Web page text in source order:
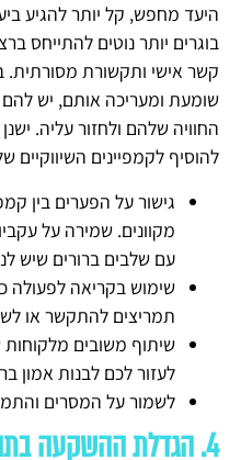
היעד מחפש, קל יותר להגיע
בוגרים יותר נוטים להתייחס
קשר אישי ותקשורת
שומעת ומעריכה אותם, יש
החוויה שלהם ולחזור עליה.
להוסיף לקמפיינים השיווקיים
גישור על הפערים בין
מקוונים. שמירה על
עם שלבים ברורים שיש
שימוש בקריאה לפעולה
תמריצים להתקשר או
שיתוף משובים
לעזור לכם לבנות אמון
לשמור על המסרים
4. הגדלת ההשקעה בתהליך החינוך